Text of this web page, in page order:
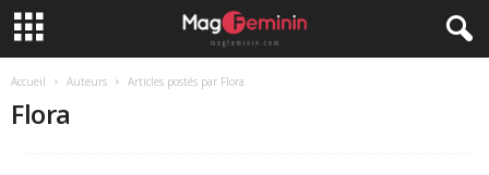
Accueil Auteurs Articles postés par Flora
Flora